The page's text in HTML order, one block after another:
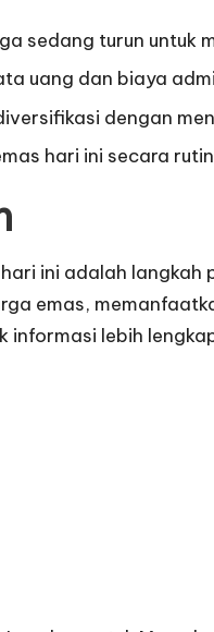
sedang turun untuk
uang dan biaya
dengan
hari ini secara
ini adalah
emas,
informasi lebih